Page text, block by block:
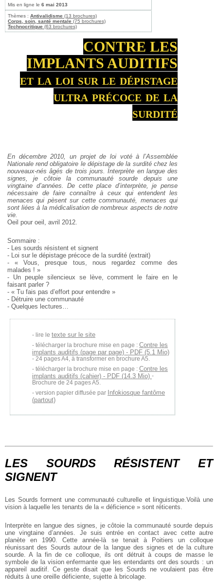
Mis en ligne le 6 mai 2013
Thèmes : Antivalidisme (13 brochures)
Corps, soin, santé mentale (75 brochures)
Technocritique (63 brochures)
CONTRE LES
IMPLANTS AUDITIFS
et la loi sur le dépistage
ultra précoce de la
surdité
En décembre 2010, un projet de loi voté à l’Assemblée
Nationale rend obligatoire le dépistage de la surdité chez les
nouveaux-nés âgés de trois jours. Interprète en langue des
signes, je côtoie la communauté sourde depuis une
vingtaine d’années. De cette place d’interprète, je pense
nécessaire de faire connaître à ceux qui entendent les
menaces qui pèsent sur cette communauté, menaces qui
sont liées à la médicalisation de nombreux aspects de notre
vie.
Oeil pour oeil, avril 2012.
Sommaire :
- Les sourds résistent et signent
- Loi sur le dépistage précoce de la surdité (extrait)
- « Vous, presque tous, nous regardez comme des
malades ! »
- Un peuple silencieux se lève, comment le faire en le
faisant parler ?
- « Tu fais pas d’effort pour entendre »
- Détruire une communauté
- Quelques lectures…
lire le texte sur le site
télécharger la brochure mise en page : Contre les
implants auditifs (page par page) - PDF (5.1 Mio)
- 24 pages A4, à transformer en brochure A5.
télécharger la brochure mise en page : Contre les
implants auditifs (cahier) - PDF (14.3 Mio) -
Brochure de 24 pages A5.
version papier diffusée par Infokiosque fantôme
(partout)
LES SOURDS RÉSISTENT ET
SIGNENT
Les Sourds forment une communauté culturelle et linguistique.Voilà une
vision à laquelle les tenants de la « déficience » sont réticents.
Interprète en langue des signes, je côtoie la communauté sourde depuis
une vingtaine d’années. Je suis entrée en contact avec cette autre
planète en 1990. Cette année-là se tenait à Poitiers un colloque
réunissant des Sourds autour de la langue des signes et de la culture
sourde. A la fin de ce colloque, ils ont détruit à coups de masse le
symbole de la vision enfermante que les entendants ont des sourds : un
appareil auditif. Ce geste disait que les Sourds ne voulaient pas être
réduits à une oreille déficiente, sujette à bricolage.